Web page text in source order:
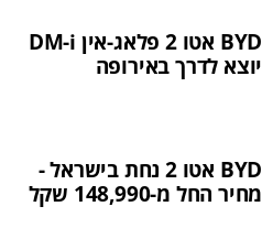
BYD אטו 2 פלאג-אין DM-i
יוצא לדרך באירופה
BYD אטו 2 נחת בישראל -
מחיר החל מ-148,990 שקל